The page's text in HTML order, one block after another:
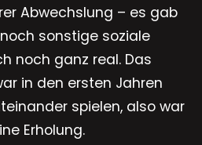
Abwechslung – es gab
sonstige soziale
noch ganz real. Das
in den ersten Jahren
spielen, also war
Erholung.